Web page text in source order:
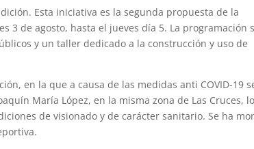
Esta iniciativa es la segunda propuesta de la
3 de agosto, hasta el jueves día 5. La programación
y un taller dedicado a la construcción y uso de
en la que a causa de las medidas anti COVID-19
María López, en la misma zona de Las Cruces,
de visionado y de carácter sanitario. Se ha